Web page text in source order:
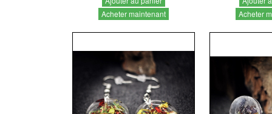
Acheter maintenant
Acheter